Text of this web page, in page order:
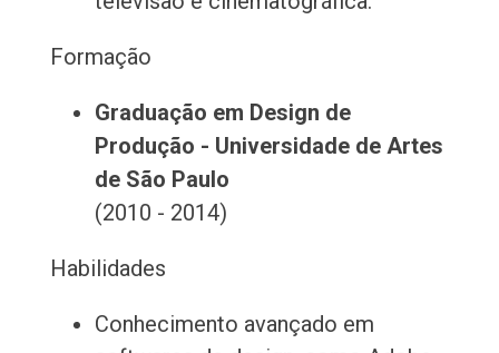
Formação
Graduação em Design de
Produção - Universidade de Artes
de São Paulo
(2010 - 2014)
Habilidades
Conhecimento avançado em